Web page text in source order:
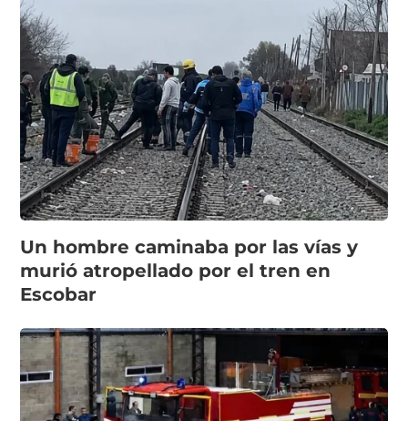
Un hombre caminaba por las vías y
murió atropellado por el tren en
Escobar